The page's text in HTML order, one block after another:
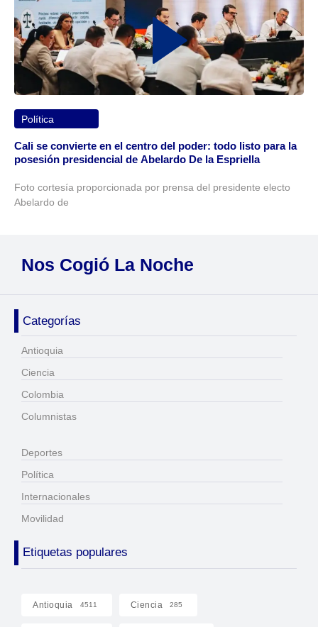
Política
Cali se convierte en el centro del poder: todo listo para la
posesión presidencial de Abelardo De la Espriella
Foto cortesía proporcionada por prensa del presidente electo
Abelardo de
Nos Cogió La Noche
Categorías
Antioquia
Ciencia
Colombia
Columnistas
Deportes
Política
Internacionales
Movilidad
Etiquetas populares
Antioquia 4511 Ciencia 285